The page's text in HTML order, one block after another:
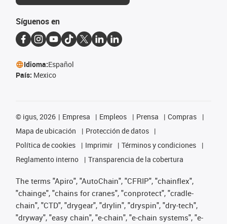
Síguenos en
Idioma:Español
País: Mexico
© igus, 2026 Empresa Empleos Prensa
Compras
Mapa de ubicación
Protección de datos
Política de cookies
Imprimir
Términos y condiciones
Reglamento interno
Transparencia de la cobertura
The terms "Apiro", "AutoChain", "CFRIP", "chainflex",
"chainge", "chains for cranes", "conprotect", "cradle-
chain", "CTD", "drygear", "drylin", "dryspin", "dry-tech",
"dryway", "easy chain", "e-chain", "e-chain systems", "e-